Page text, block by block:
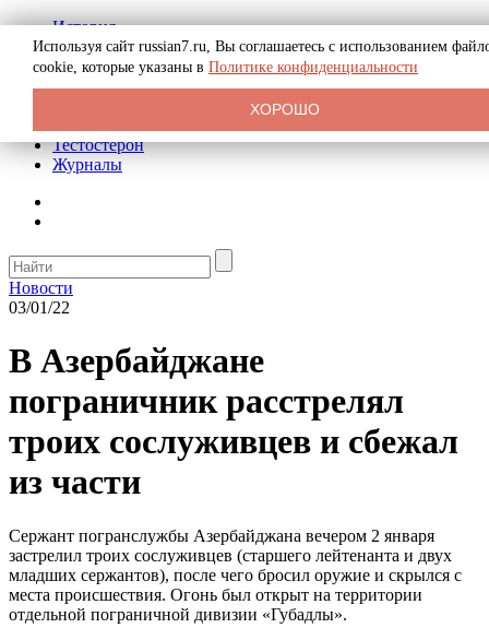
История
Биография
Криминал
Реклама на сайте
Тестостерон
Журналы
Новости
03/01/22
В Азербайджане
пограничник расстрелял
троих сослуживцев и сбежал
из части
Сержант погранслужбы Азербайджана вечером 2 января
застрелил троих сослуживцев (старшего лейтенанта и двух
младших сержантов), после чего бросил оружие и скрылся с
места происшествия. Огонь был открыт на территории
отдельной пограничной дивизии «Губадлы».
Используя сайт russian7.ru, Вы соглашаетесь с использованием
cookie, которые указаны в Политике конфиденциальности
ХОРОШО